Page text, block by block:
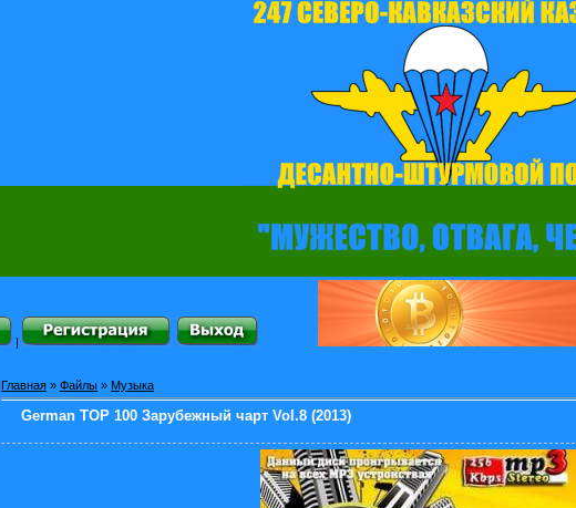
|
Главная » Файлы » Музыка
German TOP 100 Зарубежный чарт Vol.8 (2013)